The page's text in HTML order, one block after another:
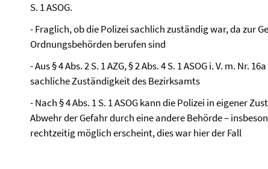
S. 1 ASOG.
- Fraglich, ob die Polizei sachlich zuständig war, da zur
Ordnungsbehörden berufen sind
- Aus § 4 Abs. 2 S. 1 AZG, § 2 Abs. 4 S. 1 ASOG i. V. m. Nr.
sachliche Zuständigkeit des Bezirksamts
- Nach § 4 Abs. 1 S. 1 ASOG kann die Polizei in eigener
Abwehr der Gefahr durch eine andere Behörde –
rechtzeitig möglich erscheint, dies war hier der Fall